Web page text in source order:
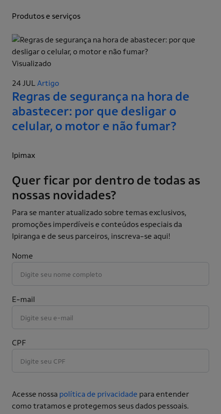
Produtos e serviços
Visualizado
24 JULArtigo
Regras de segurança na hora de
abastecer: por que desligar o
celular, o motor e não fumar?
Ipimax
Quer ficar por dentro de todas as
nossas novidades?
Para se manter atualizado sobre temas exclusivos,
promoções imperdíveis e conteúdos especiais da
Ipiranga e de seus parceiros, inscreva-se aqui!
Nome
E-mail
CPF
Acesse nossa política de privacidade para entender
como tratamos e protegemos seus dados pessoais.